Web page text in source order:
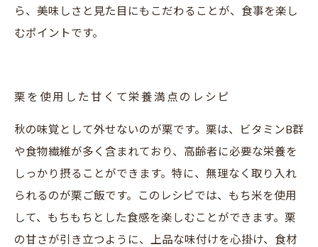
ら、美味しさと見た目にもこだわることが、食事を楽し
むポイントです。
栗を使用した甘くて栄養満点のレシピ
秋の味覚として外せないのが栗です。栗は、ビタミンB群
や食物繊維が多く含まれており、高齢者に必要な栄養を
しっかり摂ることができます。特に、無理なく取り入れ
られるのが栗ご飯です。このレシピでは、もち米を使用
して、もちもちとした食感を楽しむことができます。栗
の甘さが引き立つように、上品な味付けを心掛け、食材